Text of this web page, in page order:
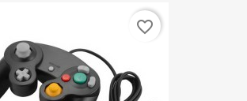
favorite_border